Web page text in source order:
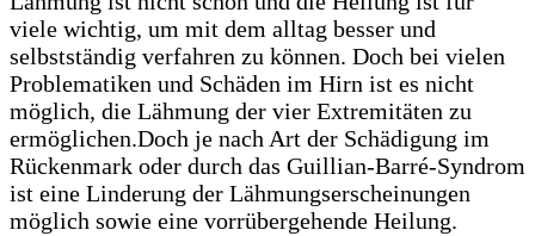
viele wichtig, um mit dem alltag besser und
selbstständig verfahren zu können. Doch bei vielen
Problematiken und Schäden im Hirn ist es nicht
möglich, die Lähmung der vier Extremitäten zu
ermöglichen.Doch je nach Art der Schädigung im
Rückenmark oder durch das Guillian-Barré-Syndrom
ist eine Linderung der Lähmungserscheinungen
möglich sowie eine vorrübergehende Heilung.